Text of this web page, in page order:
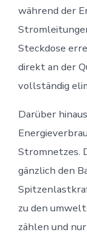
während der
Steckdose
direkt an der
vollständig
Darüber
Stromnetzes.
gänzlich den
zu den
zählen und